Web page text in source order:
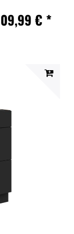
€ *